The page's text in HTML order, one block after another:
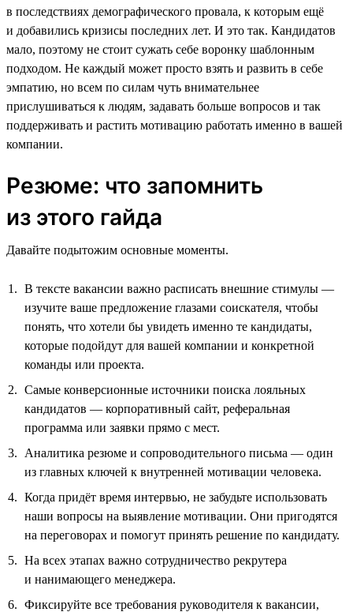
в последствиях демографического провала, к которым ещё
и добавились кризисы последних лет. И это так. Кандидатов
мало, поэтому не стоит сужать себе воронку шаблонным
подходом. Не каждый может просто взять и развить в себе
эмпатию, но всем по силам чуть внимательнее
прислушиваться к людям, задавать больше вопросов и так
поддерживать и растить мотивацию работать именно в вашей
компании.
Резюме: что запомнить
из этого гайда
Давайте подытожим основные моменты.
В тексте вакансии важно расписать внешние стимулы —
изучите ваше предложение глазами соискателя, чтобы
понять, что хотели бы увидеть именно те кандидаты,
которые подойдут для вашей компании и конкретной
команды или проекта.
Самые конверсионные источники поиска лояльных
кандидатов — корпоративный сайт, реферальная
программа или заявки прямо с мест.
Аналитика резюме и сопроводительного письма — один
из главных ключей к внутренней мотивации человека.
Когда придёт время интервью, не забудьте использовать
наши вопросы на выявление мотивации. Они пригодятся
на переговорах и помогут принять решение по кандидату.
На всех этапах важно сотрудничество рекрутера
и нанимающего менеджера.
Фиксируйте все требования руководителя к вакансии,